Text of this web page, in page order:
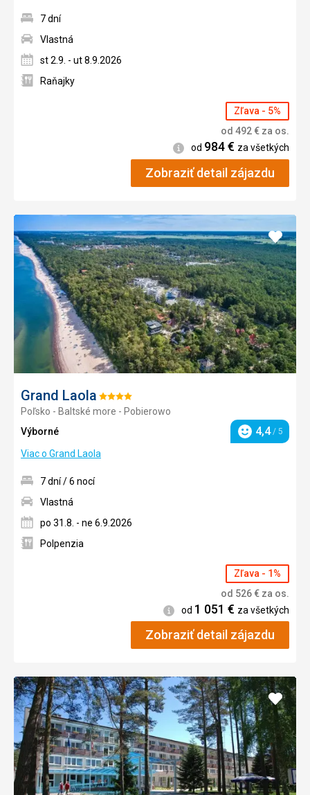
7 dní
Vlastná
st 2.9. - ut 8.9.2026
Raňajky
Zľava - 5%
od 492€ za os.
Informácie
od 984€ za všetkých
Zobraziť detail zájazdu
Grand Laola Hodnotenie:
4/5
Poľsko - Baltské more - Pobierowo
Výborné
Hodnotenie
4,4/ 5
Viac o Grand Laola
Pridať
do
7 dní / 6 nocí
Vlastná
po 31.8. - ne 6.9.2026
Polpenzia
Zľava - 1%
od 526€ za os.
Informácie
od 1 051 € za všetkých
Zobraziť detail zájazdu
Pridať
do